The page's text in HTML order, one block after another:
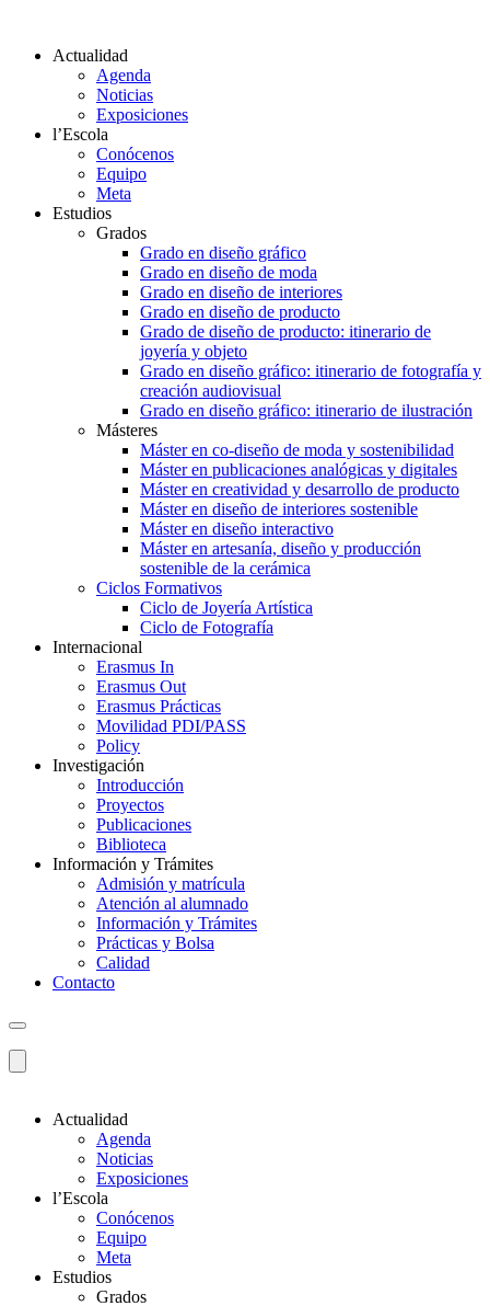
Actualidad
Agenda
Noticias
Exposiciones
l’Escola
Conócenos
Equipo
Meta
Estudios
Grados
Grado en diseño gráfico
Grado en diseño de moda
Grado en diseño de interiores
Grado en diseño de producto
Grado de diseño de producto: itinerario de
joyería y objeto
Grado en diseño gráfico: itinerario de fotografía y
creación audiovisual
Grado en diseño gráfico: itinerario de ilustración
Másteres
Máster en co-diseño de moda y sostenibilidad
Máster en publicaciones analógicas y digitales
Máster en creatividad y desarrollo de producto
Máster en diseño de interiores sostenible
Máster en diseño interactivo
Máster en artesanía, diseño y producción
sostenible de la cerámica
Ciclos Formativos
Ciclo de Joyería Artística
Ciclo de Fotografía
Internacional
Erasmus In
Erasmus Out
Erasmus Prácticas
Movilidad PDI/PASS
Policy
Investigación
Introducción
Proyectos
Publicaciones
Biblioteca
Información y Trámites
Admisión y matrícula
Atención al alumnado
Información y Trámites
Prácticas y Bolsa
Calidad
Contacto
Actualidad
Agenda
Noticias
Exposiciones
l’Escola
Conócenos
Equipo
Meta
Estudios
Grados